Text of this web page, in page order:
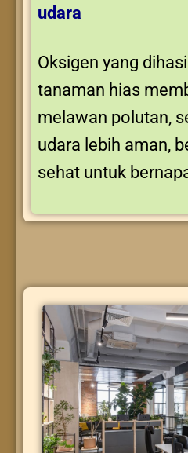
udara
Oksigen yang
tanaman hias
melawan polutan,
udara lebih aman,
sehat untuk